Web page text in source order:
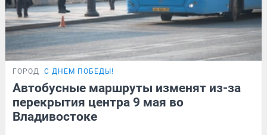
ГОРОД С ДНЕМ ПОБЕДЫ!
Автобусные маршруты изменят из-за
перекрытия центра 9 мая во
Владивостоке